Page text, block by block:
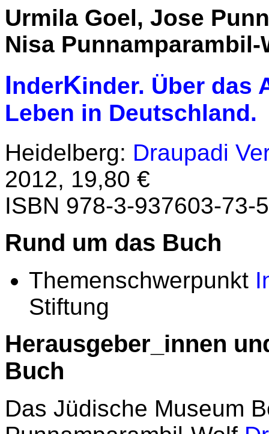
Urmila Goel, Jose
Nisa Punnamparambil-
InderKinder. Über das
Leben in Deutschland.
Heidelberg: Draupadi
2012, 19,80 €
ISBN 978-3-937603-73-5
Rund um das Buch
Themenschwerpunkt
Stiftung
Herausgeber_innen
Buch
Das Jüdische Museum